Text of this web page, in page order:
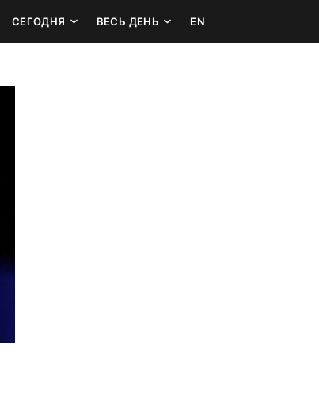
СЕГОДНЯ ВЕСЬ ДЕНЬ EN